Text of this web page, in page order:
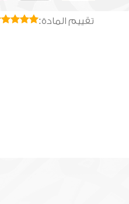
تقييم المادة: